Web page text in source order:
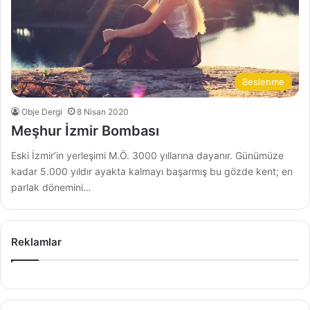
Beslenme
Obje Dergi 8 Nisan 2020
Meşhur İzmir Bombası
Eski İzmir’in yerleşimi M.Ö. 3000 yıllarına dayanır. Günümüze
kadar 5.000 yıldır ayakta kalmayı başarmış bu gözde kent; en
parlak dönemini…
Reklamlar